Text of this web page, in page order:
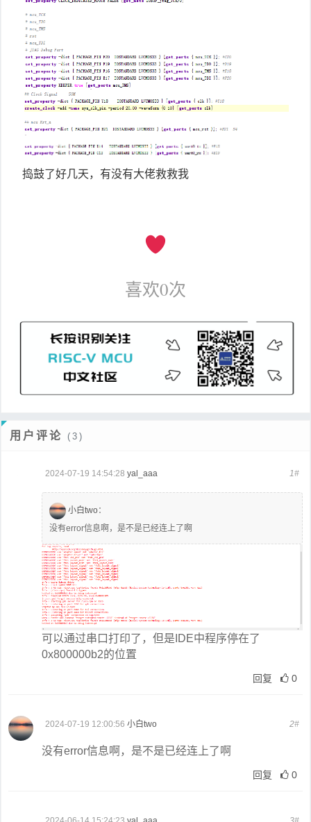
捣鼓了好几天，有没有大佬救救我
喜欢0次
用户评论 (3)
2024-07-19 14:54:28 yal_aaa 1#
小白two：
没有error信息啊，是不是已经连上了啊
可以通过串口打印了，但是IDE中程序停在了
0x800000b2的位置
回复 0
2024-07-19 12:00:56 小白two 2#
没有error信息啊，是不是已经连上了啊
回复 0